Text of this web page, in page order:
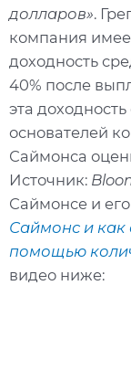
долларов».
компания
доходность
40% после
эта
основателей
Саймонса
Источник:
Саймонсе и
Саймонс и как
помощью
видео ниже: